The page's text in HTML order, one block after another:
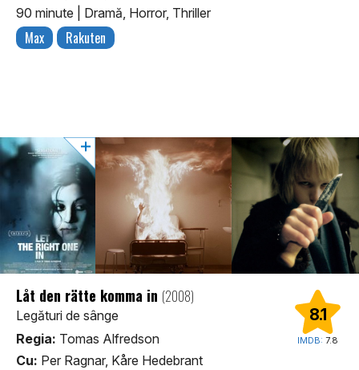
90 minute
Dramă, Horror, Thriller
Max Rakuten
8.1
IMDB: 7.8
Låt den rätte komma in (2008)
Legături de sânge
Regia: Tomas Alfredson
Cu: Per Ragnar, Kåre Hedebrant